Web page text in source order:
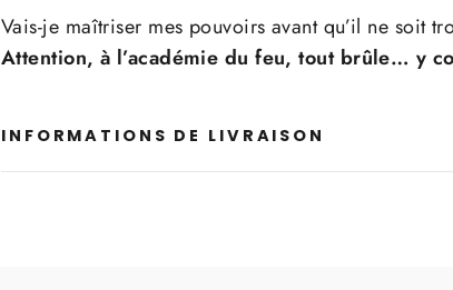
Vais-je maîtriser mes pouvoirs avant qu’il ne soit
Attention, à l’académie du feu, tout brûle… y
INFORMATIONS DE LIVRAISON